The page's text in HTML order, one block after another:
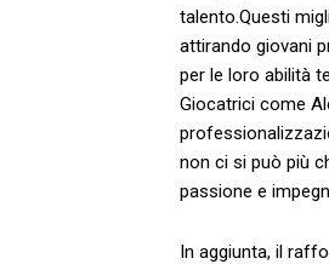
talento.Questi
attirando giovani
per le loro abilità
Giocatrici ⁢come
non ci si ⁤può più
passione e
In aggiunta, il